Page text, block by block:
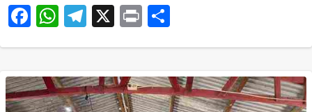
Facebook
WhatsApp
Telegram
X Print